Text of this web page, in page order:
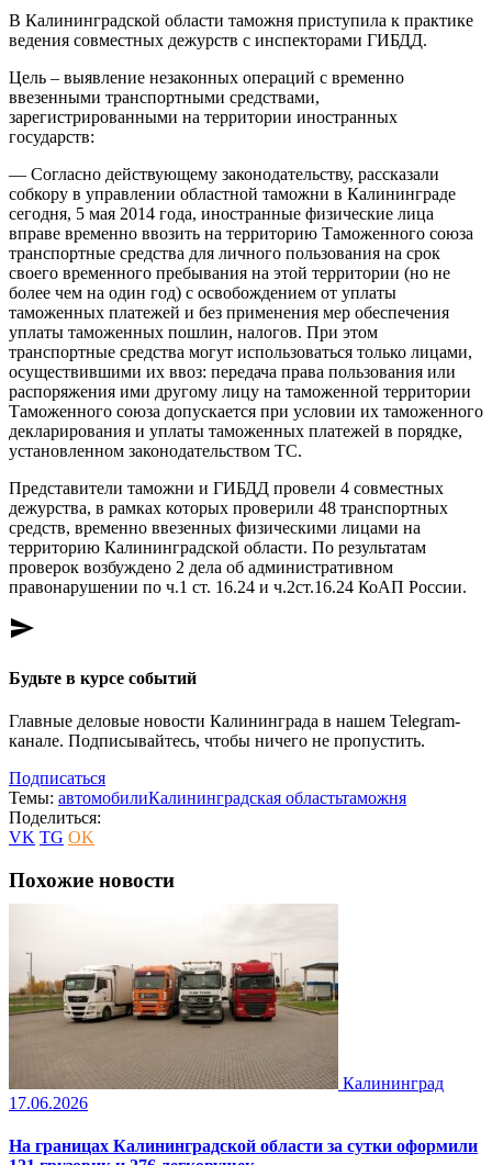
В Калининградской области таможня приступила к практике
ведения совместных дежурств с инспекторами ГИБДД.
Цель – выявление незаконных операций с временно
ввезенными транспортными средствами,
зарегистрированными на территории иностранных
государств:
— Согласно действующему законодательству, рассказали
собкору в управлении областной таможни в Калининграде
сегодня, 5 мая 2014 года, иностранные физические лица
вправе временно ввозить на территорию Таможенного союза
транспортные средства для личного пользования на срок
своего временного пребывания на этой территории (но не
более чем на один год) с освобождением от уплаты
таможенных платежей и без применения мер обеспечения
уплаты таможенных пошлин, налогов. При этом
транспортные средства могут использоваться только лицами,
осуществившими их ввоз: передача права пользования или
распоряжения ими другому лицу на таможенной территории
Таможенного союза допускается при условии их таможенного
декларирования и уплаты таможенных платежей в порядке,
установленном законодательством ТС.
Представители таможни и ГИБДД провели 4 совместных
дежурства, в рамках которых проверили 48 транспортных
средств, временно ввезенных физическими лицами на
территорию Калининградской области. По результатам
проверок возбуждено 2 дела об административном
правонарушении по ч.1 ст. 16.24 и ч.2ст.16.24 КоАП России.
send
Будьте в курсе событий
Главные деловые новости Калининграда в нашем Telegram-
канале. Подписывайтесь, чтобы ничего не пропустить.
Подписаться
Темы: автомобилиКалининградская областьтаможня
Поделиться:
VK TG OK
Похожие новости
Калининград
17.06.2026
На границах Калининградской области за сутки оформили